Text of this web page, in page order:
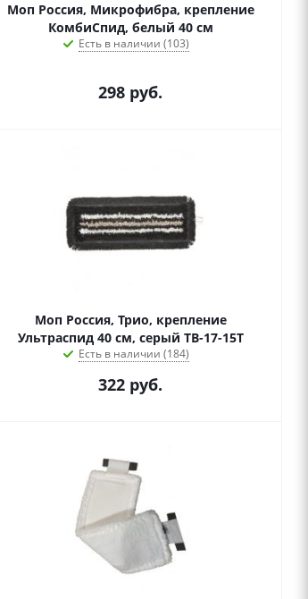
Моп Россия, Микрофибра, крепление
КомбиСпид, белый 40 см
Есть в наличии (103)
298 руб.
Моп Россия, Трио, крепление
Ультраспид 40 см, серый ТВ-17-15Т
Есть в наличии (184)
322 руб.